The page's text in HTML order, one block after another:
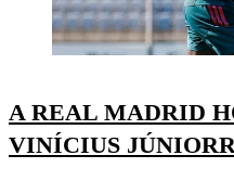
A REAL MADRID
VINÍCIUS